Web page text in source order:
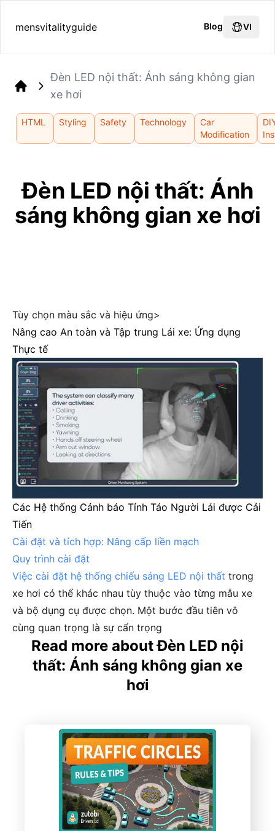
mensvitalityguide Blog VI
Đèn LED nội thất: Ánh sáng không gian
xe hơi
HTML Styling Safety Technology
Car
Modification
Đèn LED nội thất: Ánh
sáng không gian xe hơi
Tùy chọn màu sắc và hiệu ứng>
Nâng cao An toàn và Tập trung Lái xe: Ứng dụng
Thực tế
Các Hệ thống Cảnh báo Tỉnh Táo Người Lái được Cải
Tiến
Cài đặt và tích hợp: Nâng cấp liền mạch
Quy trình cài đặt
Việc cài đặt hệ thống chiếu sáng LED nội thất trong
xe hơi có thể khác nhau tùy thuộc vào từng mẫu xe
và bộ dụng cụ được chọn. Một bước đầu tiên vô
cùng quan trọng là sự cẩn trọng
Read more about Đèn LED nội
thất: Ánh sáng không gian xe
hơi